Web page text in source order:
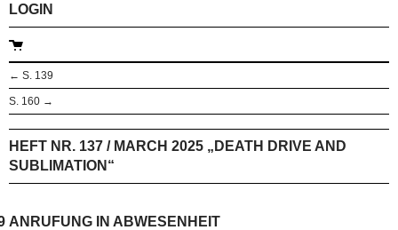
LOGIN
← S. 139
S. 160 →
HEFT NR. 137 / MARCH 2025 „DEATH DRIVE AND
SUBLIMATION“
ANRUFUNG IN ABWESENHEIT